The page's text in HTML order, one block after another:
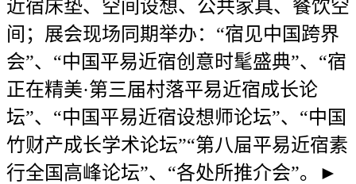
近宿床垫、空间设想、公共家具、餐饮空
间；展会现场同期举办：“宿见中国跨界
会”、“中国平易近宿创意时髦盛典”、“宿
正在精美·第三届村落平易近宿成长论
坛”、“中国平易近宿设想师论坛”、“中国
竹财产成长学术论坛”“第八屇平易近宿素
行全国高峰论坛”、“各处所推介会”。►